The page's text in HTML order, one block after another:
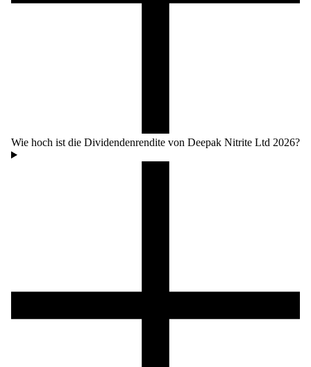
Wie hoch ist die Dividendenrendite von Deepak Nitrite Ltd 2026?